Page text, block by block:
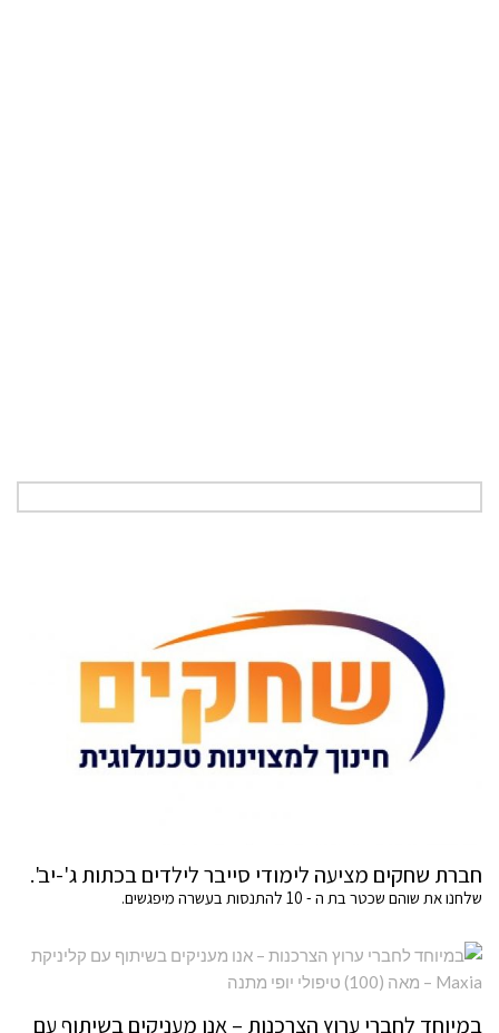
חברת שחקים מציעה לימודי סייבר לילדים בכתות ג'-יב'.
שלחנו את שוהם שכטר בת ה - 10 להתנסות בעשרה מיפגשים.
במיוחד לחברי ערוץ הצרכנות – אנו מעניקים בשיתוף עם